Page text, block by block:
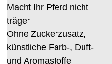
Macht Ihr Pferd nicht
träger
Ohne Zuckerzusatz,
künstliche Farb-, Duft-
und Aromastoffe